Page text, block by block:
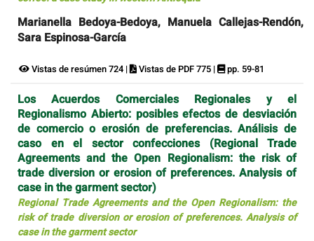
Marianella Bedoya-Bedoya, Manuela Callejas-Rendón,
Sara Espinosa-García
Vistas de resúmen 724 | Vistas de PDF 775 | pp. 59-81
Los Acuerdos Comerciales Regionales y el
Regionalismo Abierto: posibles efectos de desviación
de comercio o erosión de preferencias. Análisis de
caso en el sector confecciones (Regional Trade
Agreements and the Open Regionalism: the risk of
trade diversion or erosion of preferences. Analysis of
case in the garment sector)
Regional Trade Agreements and the Open Regionalism: the
risk of trade diversion or erosion of preferences. Analysis of
case in the garment sector